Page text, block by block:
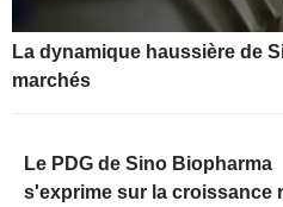
La dynamique haussière de
marchés
Le PDG de Sino Biopharma
s'exprime sur la croissance